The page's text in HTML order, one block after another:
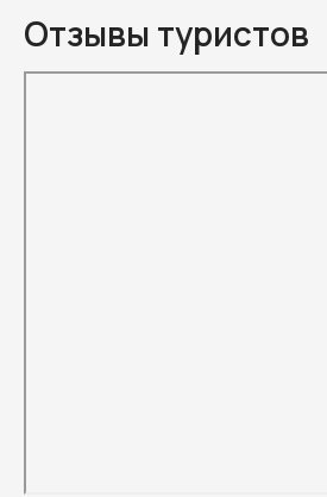
Отзывы туристов